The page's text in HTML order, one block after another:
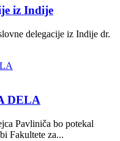
iz Indije
delegacije iz Indije dr.
DELA
Pavliniča bo potekal
Fakultete za...